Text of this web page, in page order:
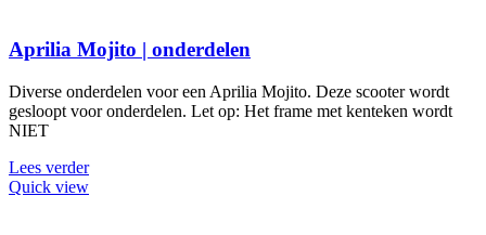
Aprilia Mojito | onderdelen
Diverse onderdelen voor een Aprilia Mojito. Deze scooter wordt
gesloopt voor onderdelen. Let op: Het frame met kenteken wordt
NIET
Lees verder
Quick view